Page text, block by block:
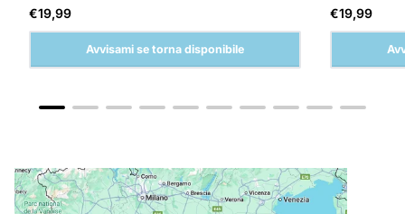
Prezzo
normale
€19,99
Avvisami se torna disponibile
Prezzo
normale
€19,99